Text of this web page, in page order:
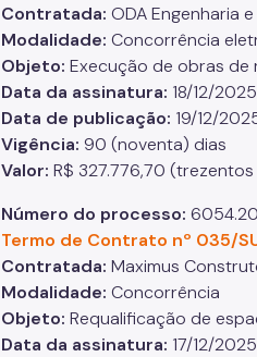
Contratada: ODA Engenharia
Modalidade: Concorrência
Objeto: Execução de obras de
Data da assinatura: 18/12/2025
Data de publicação: 19/12/
Vigência: 90 (noventa) dias
Valor: R$ 327.776,70
Número do processo:
Termo de Contrato nº 035/
Contratada: Maximus
Modalidade: Concorrência
Objeto: Requalificação de
Data da assinatura: 17/12/2025